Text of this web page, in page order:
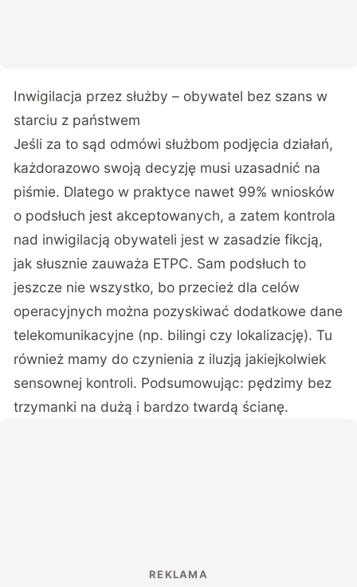
Inwigilacja przez służby – obywatel bez szans w
starciu z państwem
Jeśli za to sąd odmówi służbom podjęcia działań,
każdorazowo swoją decyzję musi uzasadnić na
piśmie. Dlatego w praktyce nawet 99% wniosków
o podsłuch jest akceptowanych, a zatem kontrola
nad inwigilacją obywateli jest w zasadzie fikcją,
jak słusznie zauważa ETPC. Sam podsłuch to
jeszcze nie wszystko, bo przecież dla celów
operacyjnych można pozyskiwać dodatkowe dane
telekomunikacyjne (np. bilingi czy lokalizację). Tu
również mamy do czynienia z iluzją jakiejkolwiek
sensownej kontroli. Podsumowując: pędzimy bez
trzymanki na dużą i bardzo twardą ścianę.